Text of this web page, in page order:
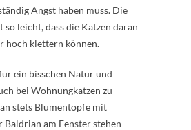
Angst haben muss. Die
so leicht, dass die Katzen daran
hoch klettern können.
ein bisschen Natur und
bei Wohnungkatzen zu
stets Blumentöpfe mit
Baldrian am Fenster stehen